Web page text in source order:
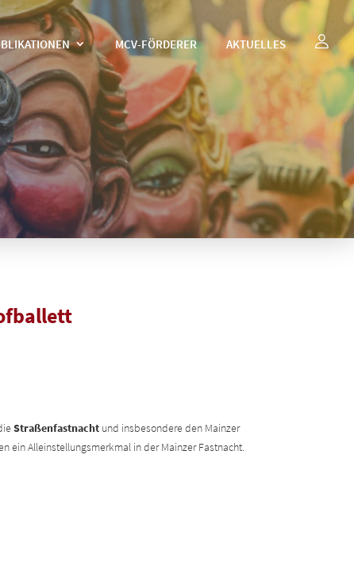
MCV-FÖRDERER AKTUELLES
Straßenfastnacht und insbesondere den Mainzer
ein Alleinstellungsmerkmal in der Mainzer Fastnacht.